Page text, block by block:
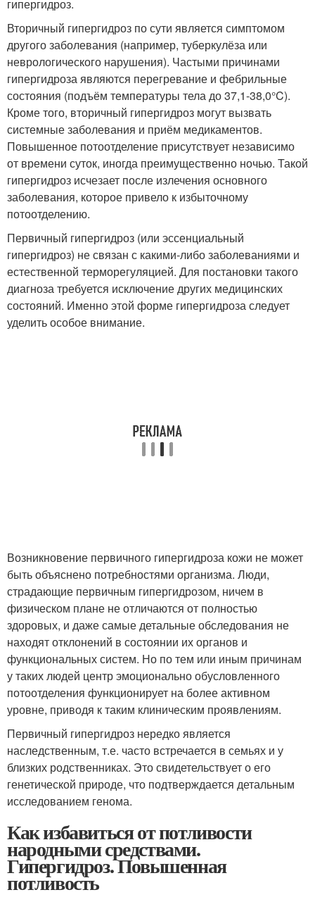
гипергидроз.
Вторичный гипергидроз по сути является симптомом
другого заболевания (например, туберкулёза или
неврологического нарушения). Частыми причинами
гипергидроза являются перегревание и фебрильные
состояния (подъём температуры тела до 37,1-38,0°C).
Кроме того, вторичный гипергидроз могут вызвать
системные заболевания и приём медикаментов.
Повышенное потоотделение присутствует независимо
от времени суток, иногда преимущественно ночью. Такой
гипергидроз исчезает после излечения основного
заболевания, которое привело к избыточному
потоотделению.
Первичный гипергидроз (или эссенциальный
гипергидроз) не связан с какими-либо заболеваниями и
естественной терморегуляцией. Для постановки такого
диагноза требуется исключение других медицинских
состояний. Именно этой форме гипергидроза следует
уделить особое внимание.
Возникновение первичного гипергидроза кожи не может
быть объяснено потребностями организма. Люди,
страдающие первичным гипергидрозом, ничем в
физическом плане не отличаются от полностью
здоровых, и даже самые детальные обследования не
находят отклонений в состоянии их органов и
функциональных систем. Но по тем или иным причинам
у таких людей центр эмоционально обусловленного
потоотделения функционирует на более активном
уровне, приводя к таким клиническим проявлениям.
Первичный гипергидроз нередко является
наследственным, т.е. часто встречается в семьях и у
близких родственниках. Это свидетельствует о его
генетической природе, что подтверждается детальным
исследованием генома.
Как избавиться от потливости
народными средствами.
Гипергидроз. Повышенная
потливость